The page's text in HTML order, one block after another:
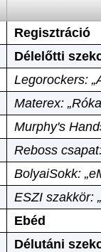
Regisztráció
Délelőtti
Legorockers:
Materex:
Murphy's
Reboss
BolyaiSokk:
ESZI szakkör:
Ebéd
Délutáni